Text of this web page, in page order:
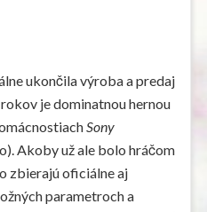
ukončila výroba a predaj
je dominatnou hernou
Sony
Akoby už ale bolo hráčom
zbierajú oficiálne aj
parametroch a